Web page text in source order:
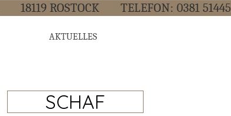
18119 ROS­TOCK TELE­FON:0381 51445
AKTU­EL­LES
SCHAF